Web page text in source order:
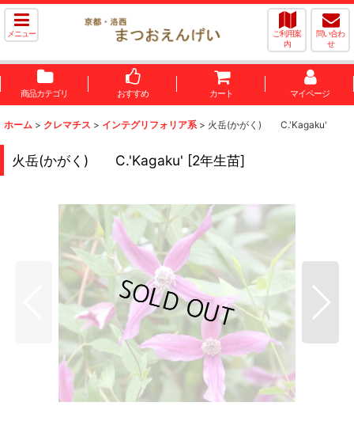
メニュー
ご利用案
内
問い合わ
せ
商品カテゴリ おすすめ カート マイページ
ホーム > クレマチス > インテグリフォリア系 > 火岳(かがく) C.'Kagaku'
火岳(かがく) C.'Kagaku' [2年生苗]